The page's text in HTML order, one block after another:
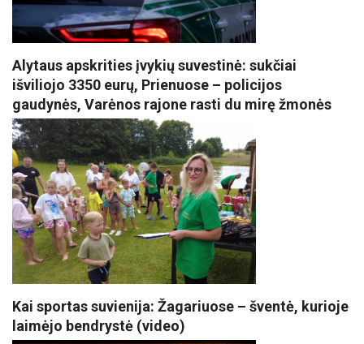
Alytaus apskrities įvykių suvestinė: sukčiai
išviliojo 3350 eurų, Prienuose – policijos
gaudynės, Varėnos rajone rasti du mirę žmonės
Kai sportas suvienija: Žagariuose – šventė, kurioje
laimėjo bendrystė (video)